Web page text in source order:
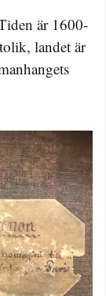
är 1600-
landet är